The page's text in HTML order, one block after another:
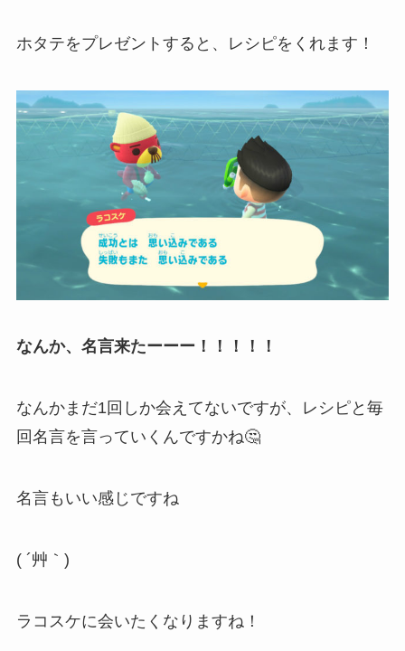
ホタテをプレゼントすると、レシピをくれます！
なんか、名言来たーーー！！！！！
なんかまだ1回しか会えてないですが、レシピと毎
回名言を言っていくんですかね🤔
名言もいい感じですね
( ´艸｀)
ラコスケに会いたくなりますね！